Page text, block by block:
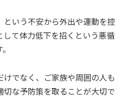
という不安から外出や運動を控
して体力低下を招くという悪循
でなく、ご家族や周囲の人も
な予防策を取ることが大切で